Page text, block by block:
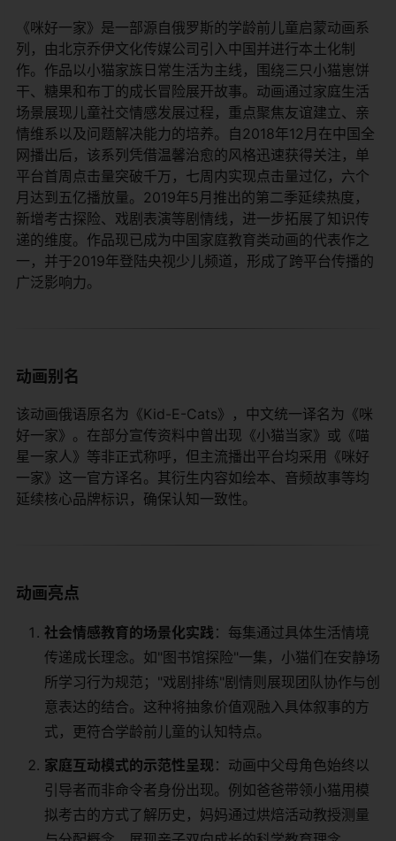
《咪好一家》是一部源自俄罗斯的学龄前儿童启蒙动画系
列，由北京乔伊文化传媒公司引入中国并进行本土化制
作。作品以小猫家族日常生活为主线，围绕三只小猫崽饼
干、糖果和布丁的成长冒险展开故事。动画通过家庭生活
场景展现儿童社交情感发展过程，重点聚焦友谊建立、亲
情维系以及问题解决能力的培养。自2018年12月在中国全
网播出后，该系列凭借温馨治愈的风格迅速获得关注，单
平台首周点击量突破千万，七周内实现点击量过亿，六个
月达到五亿播放量。2019年5月推出的第二季延续热度，
新增考古探险、戏剧表演等剧情线，进一步拓展了知识传
递的维度。作品现已成为中国家庭教育类动画的代表作之
一，并于2019年登陆央视少儿频道，形成了跨平台传播的
广泛影响力。
动画别名
该动画俄语原名为《Kid-E-Cats》，中文统一译名为《咪
好一家》。在部分宣传资料中曾出现《小猫当家》或《喵
星一家人》等非正式称呼，但主流播出平台均采用《咪好
一家》这一官方译名。其衍生内容如绘本、音频故事等均
延续核心品牌标识，确保认知一致性。
动画亮点
​社会情感教育的场景化实践​ ​：每集通过具体生活情境
传递成长理念。如"图书馆探险"一集，小猫们在安静场
所学习行为规范；"戏剧排练"剧情则展现团队协作与创
意表达的结合。这种将抽象价值观融入具体叙事的方
式，更符合学龄前儿童的认知特点。
​家庭互动模式的示范性呈现​ ​：动画中父母角色始终以
引导者而非命令者身份出现。例如爸爸带领小猫用模
拟考古的方式了解历史，妈妈通过烘焙活动教授测量